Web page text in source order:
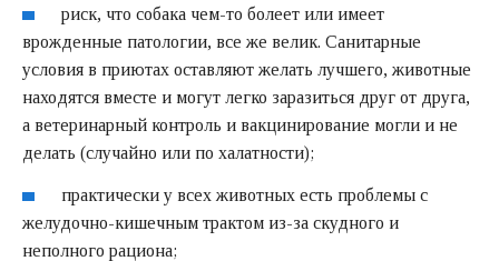
риск, что собака чем-то болеет или имеет
врожденные патологии, все же велик. Санитарные
условия в приютах оставляют желать лучшего, животные
находятся вместе и могут легко заразиться друг от друга,
а ветеринарный контроль и вакцинирование могли и не
делать (случайно или по халатности);
практически у всех животных есть проблемы с
желудочно-кишечным трактом из-за скудного и
неполного рациона;